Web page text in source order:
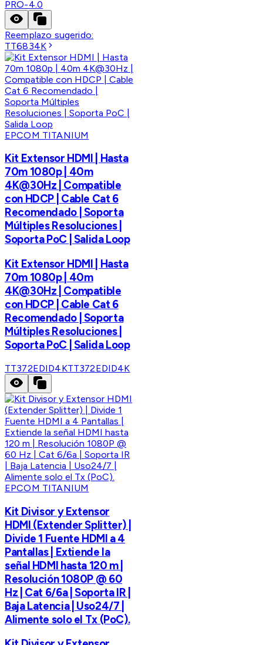
PRO-4.0
Reemplazo sugerido:
TT6834K
EPCOM TITANIUM
Kit Extensor HDMI | Hasta
70m 1080p | 40m
4K@30Hz | Compatible
con HDCP | Cable Cat 6
Recomendado | Soporta
Múltiples Resoluciones |
Soporta PoC | Salida Loop
Kit Extensor HDMI | Hasta
70m 1080p | 40m
4K@30Hz | Compatible
con HDCP | Cable Cat 6
Recomendado | Soporta
Múltiples Resoluciones |
Soporta PoC | Salida Loop
TT372EDID4KTT372EDID4K
EPCOM TITANIUM
Kit Divisor y Extensor
HDMI (Extender Splitter) |
Divide 1 Fuente HDMI a 4
Pantallas | Extiende la
señal HDMI hasta 120 m |
Resolución 1080P @ 60
Hz | Cat 6/6a | Soporta IR |
Baja Latencia | Uso24/7 |
Alimente solo el Tx (PoC).